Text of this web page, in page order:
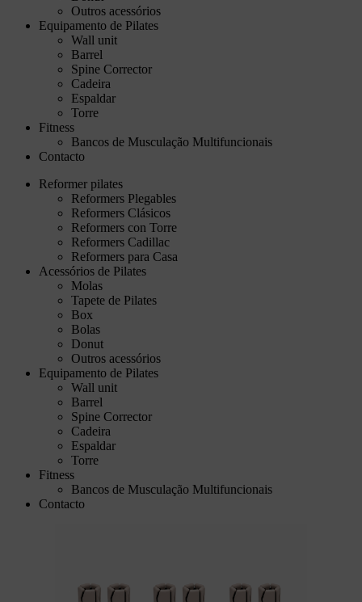
Outros acessórios
Equipamento de Pilates
Wall unit
Barrel
Spine Corrector
Cadeira
Espaldar
Torre
Fitness
Bancos de Musculação Multifuncionais
Contacto
Reformer pilates
Reformers Plegables
Reformers Clásicos
Reformers con Torre
Reformers Cadillac
Reformers para Casa
Acessórios de Pilates
Molas
Tapete de Pilates
Box
Bolas
Donut
Outros acessórios
Equipamento de Pilates
Wall unit
Barrel
Spine Corrector
Cadeira
Espaldar
Torre
Fitness
Bancos de Musculação Multifuncionais
Contacto